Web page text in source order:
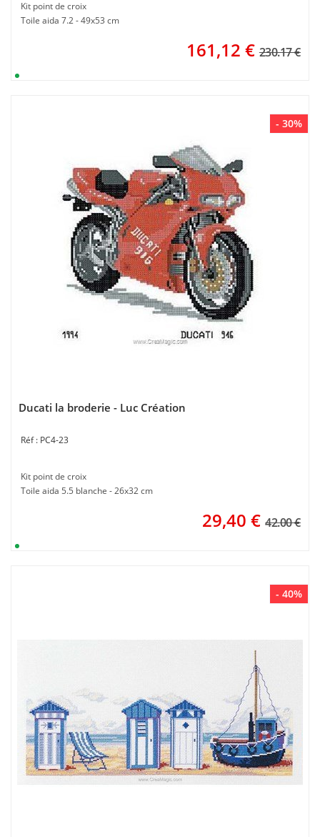
Kit point de croix
Toile aida 7.2 - 49x53 cm
161,12 € 230.17 €
- 30%
Ducati la broderie - Luc Création
PC4-23
Kit point de croix
Toile aida 5.5 blanche - 26x32 cm
29,40 € 42.00 €
- 40%